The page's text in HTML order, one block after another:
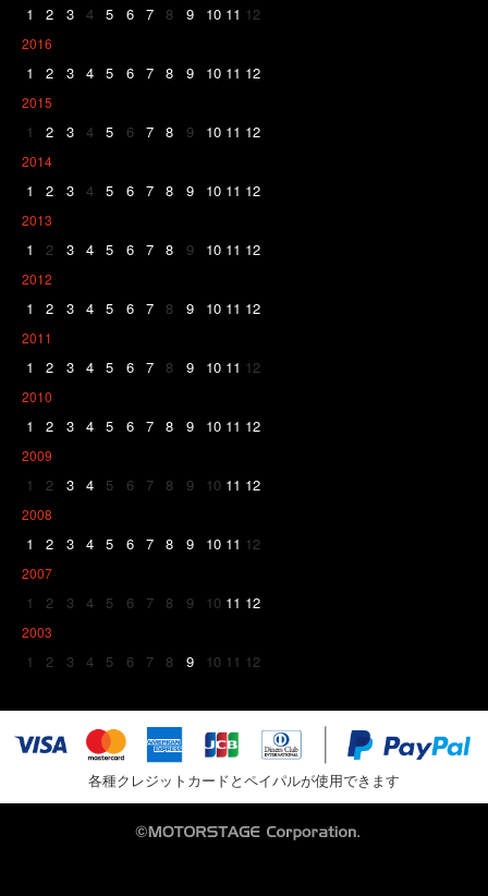
1 2 3 4 5 6 7 8 9 10 11 12
2016
1 2 3 4 5 6 7 8 9 10 11 12
2015
1 2 3 4 5 6 7 8 9 10 11 12
2014
1 2 3 4 5 6 7 8 9 10 11 12
2013
1 2 3 4 5 6 7 8 9 10 11 12
2012
1 2 3 4 5 6 7 8 9 10 11 12
2011
1 2 3 4 5 6 7 8 9 10 11 12
2010
1 2 3 4 5 6 7 8 9 10 11 12
2009
1 2 3 4 5 6 7 8 9 10 11 12
2008
1 2 3 4 5 6 7 8 9 10 11 12
2007
1 2 3 4 5 6 7 8 9 10 11 12
2003
1 2 3 4 5 6 7 8 9 10 11 12
各種クレジットカードとペイパルが使用できます